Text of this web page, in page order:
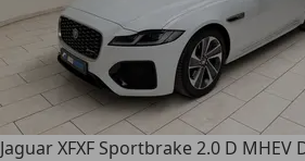
Jaguar XFXF Sportbrake 2.0 D MHEV